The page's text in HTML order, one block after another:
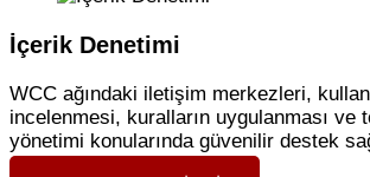
İçerik Denetimi
WCC ağındaki iletişim merkezleri,
incelenmesi, kuralların uygulanması ve
yönetimi konularında güvenilir destek